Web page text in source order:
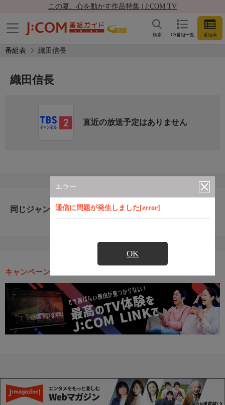
この夏、心を動かす作品特集 | J:COM TV
CS番組一覧 番組表
検索
番組表 織田信長
エラー
通信に問題が発生しました[error]
OK
織田信長
直近の放送予定はありません
同じジャンルのおすすめ番組
キャンペーン・お得な情報